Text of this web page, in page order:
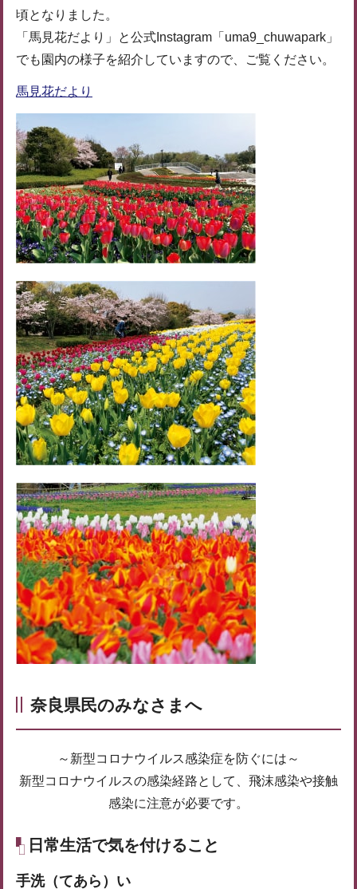
頃となりました。
「馬見花だより」と公式Instagram「uma9_chuwapark」
でも園内の様子を紹介していますので、ご覧ください。
馬見花だより
奈良県民のみなさまへ
～新型コロナウイルス感染症を防ぐには～
新型コロナウイルスの感染経路として、飛沫感染や接触
感染に注意が必要です。
日常生活で気を付けること
手洗（てあら）い